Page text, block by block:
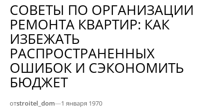
СОВЕТЫ ПО ОРГАНИЗАЦИИ
РЕМОНТА КВАРТИР: КАК
ИЗБЕЖАТЬ
РАСПРОСТРАНЕННЫХ
ОШИБОК И СЭКОНОМИТЬ
БЮДЖЕТ
отstroitel_dom—1 января 1970